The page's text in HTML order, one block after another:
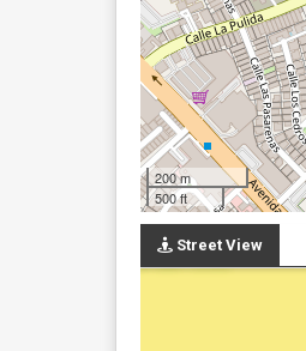
200 m
500 ft
Street View